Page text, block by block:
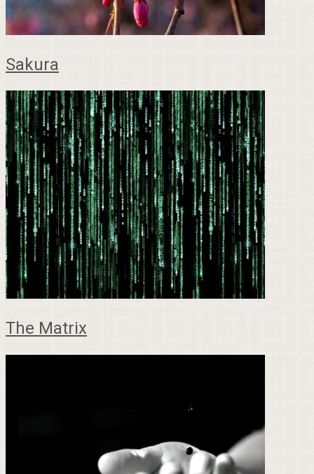
Sakura
The Matrix